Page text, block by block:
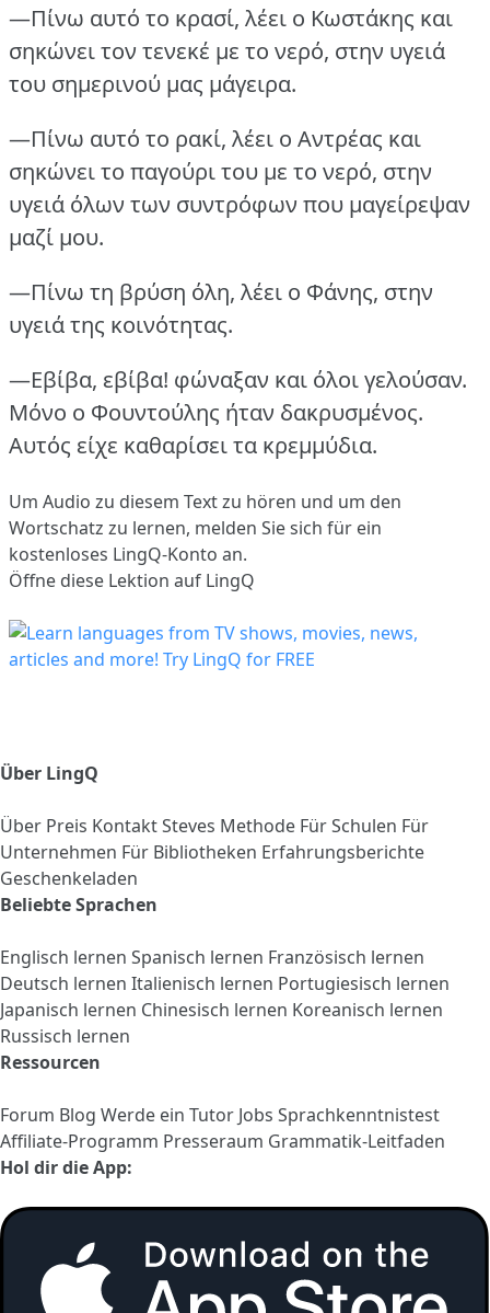
—Πίνω αυτό το κρασί, λέει ο Κωστάκης και
σηκώνει τον τενεκέ με το νερό, στην υγειά
του σημερινού μας μάγειρα.
—Πίνω αυτό το ρακί, λέει ο Αντρέας και
σηκώνει το παγούρι του με το νερό, στην
υγειά όλων των συντρόφων που μαγείρεψαν
μαζί μου.
—Πίνω τη βρύση όλη, λέει ο Φάνης, στην
υγειά της κοινότητας.
—Εβίβα, εβίβα! φώναξαν και όλοι γελούσαν.
Μόνο ο Φουντούλης ήταν δακρυσμένος.
Αυτός είχε καθαρίσει τα κρεμμύδια.
Um Audio zu diesem Text zu hören und um den
Wortschatz zu lernen, melden Sie sich für ein
kostenloses LingQ-Konto an.
Öffne diese Lektion auf LingQ
Über LingQ
Über Preis KontaktSteves Methode Für Schulen Für
Unternehmen Für Bibliotheken Erfahrungsberichte
Geschenkeladen
Beliebte Sprachen
Englisch lernen Spanisch lernen Französisch lernen
Deutsch lernen Italienisch lernen Portugiesisch lernen
Japanisch lernen Chinesisch lernen Koreanisch lernen
Russisch lernen
Ressourcen
Forum Blog Werde ein Tutor Jobs Sprachkenntnistest
Affiliate-Programm Presseraum Grammatik-Leitfaden
Hol dir die App: